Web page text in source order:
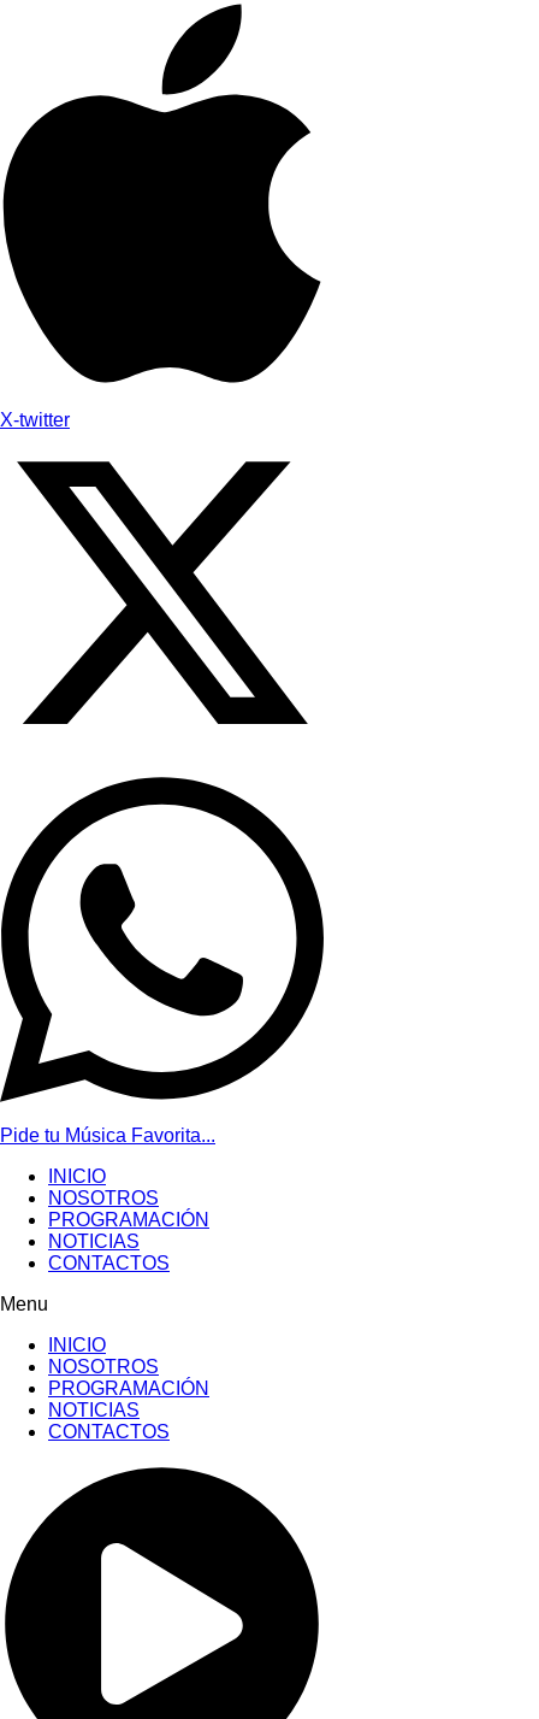
X-twitter
Pide tu Música Favorita...
INICIO
NOSOTROS
PROGRAMACIÓN
NOTICIAS
CONTACTOS
Menu
INICIO
NOSOTROS
PROGRAMACIÓN
NOTICIAS
CONTACTOS